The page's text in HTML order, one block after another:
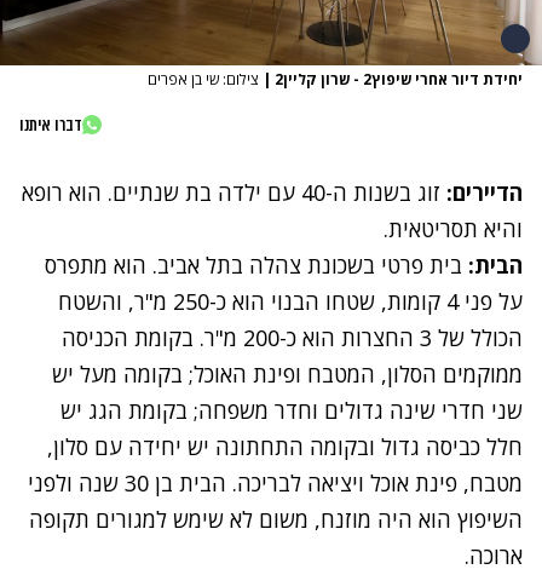
יחידת דיור אחרי שיפוץ2 - שרון קליין2 | צילום: שי בן אפרים
דברו איתנו
הדיירים:
זוג בשנות ה-40 עם ילדה בת שנתיים. הוא רופא
והיא תסריטאית.
הבית: בית פרטי בשכונת צהלה בתל אביב. הוא מתפרס
על פני 4 קומות, שטחו הבנוי הוא כ-250 מ"ר, והשטח
הכולל של 3 החצרות הוא כ-200 מ"ר. בקומת הכניסה
ממוקמים הסלון, המטבח ופינת האוכל; בקומה מעל יש
שני חדרי שינה גדולים וחדר משפחה; בקומת הגג יש
חלל כביסה גדול ובקומה התחתונה יש יחידה עם סלון,
מטבח, פינת אוכל ויציאה לבריכה. הבית בן 30 שנה ולפני
השיפוץ הוא היה מוזנח, משום לא שימש למגורים תקופה
ארוכה.